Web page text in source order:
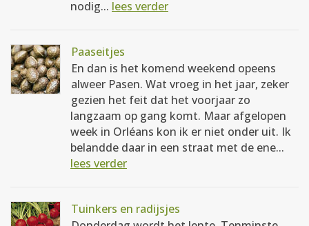
nodig... lees verder
Paaseitjes
En dan is het komend weekend opeens
alweer Pasen. Wat vroeg in het jaar, zeker
gezien het feit dat het voorjaar zo
langzaam op gang komt. Maar afgelopen
week in Orléans kon ik er niet onder uit. Ik
belandde daar in een straat met de ene...
lees verder
Tuinkers en radijsjes